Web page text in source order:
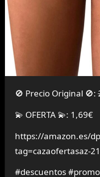
🚫 Precio Original 🚫:
💫 OFERTA 💫: 1,69€
https://amazon.es/
tag=cazaofertasaz-21
#descuentos